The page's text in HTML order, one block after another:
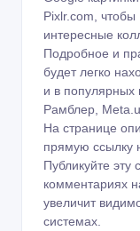
Pixlr.com ,
интересные
Подробное и
будет легко
и в популярных
Рамблер,
На странице
прямую ссылку
Публикуйте эту
комментариях
увеличит
системах.